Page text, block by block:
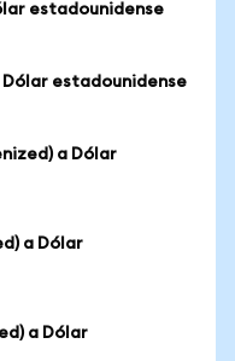
estadounidense
Dólar estadounidense
a Dólar
a Dólar
a Dólar